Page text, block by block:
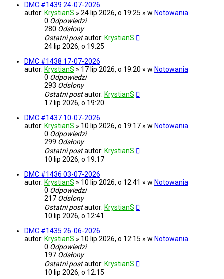
DMC #1439 24-07-2026
autor: KrystianS » 24 lip 2026, o 19:25 » w Notowania
0 Odpowiedzi
280 Odsłony
Ostatni postautor: KrystianS
24 lip 2026, o 19:25
DMC #1438 17-07-2026
autor: KrystianS » 17 lip 2026, o 19:20 » w Notowania
0 Odpowiedzi
293 Odsłony
Ostatni postautor: KrystianS
17 lip 2026, o 19:20
DMC #1437 10-07-2026
autor: KrystianS » 10 lip 2026, o 19:17 » w Notowania
0 Odpowiedzi
299 Odsłony
Ostatni postautor: KrystianS
10 lip 2026, o 19:17
DMC #1436 03-07-2026
autor: KrystianS » 10 lip 2026, o 12:41 » w Notowania
0 Odpowiedzi
217 Odsłony
Ostatni postautor: KrystianS
10 lip 2026, o 12:41
DMC #1435 26-06-2026
autor: KrystianS » 10 lip 2026, o 12:15 » w Notowania
0 Odpowiedzi
197 Odsłony
Ostatni postautor: KrystianS
10 lip 2026, o 12:15